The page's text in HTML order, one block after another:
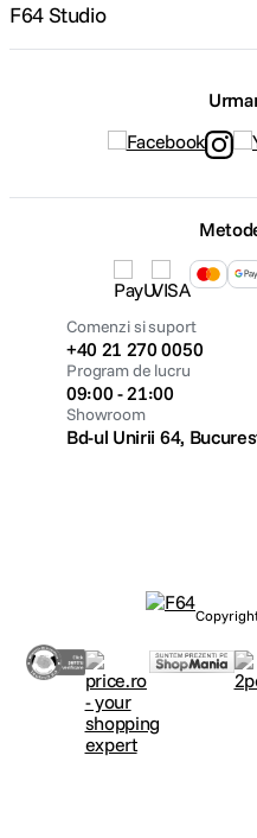
F64 Studio
Comenzi si suport
+40 21 270 0050
Program de lucru
09:00 - 21:00
Showroom
Bd-ul Unirii 64,